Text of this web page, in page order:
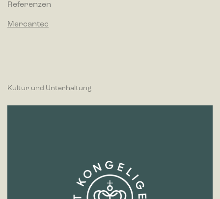
Referenzen
Mercantec
Kultur und Unterhaltung